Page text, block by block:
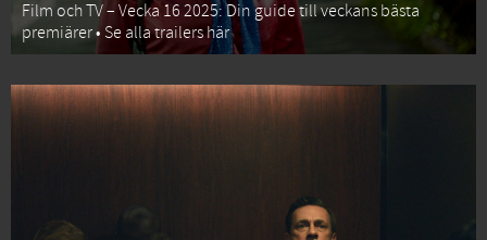
Film och TV – Vecka 16 2025: Din guide till veckans bästa
premiärer • Se alla trailers här